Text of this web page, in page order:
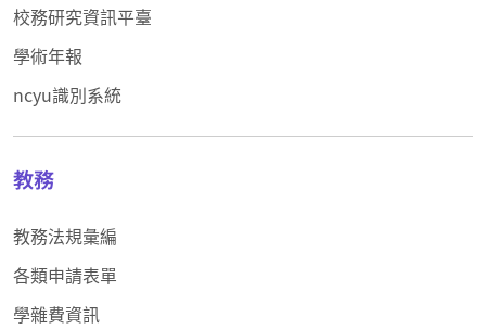
校務研究資訊平臺
學術年報
ncyu識別系統
教務
教務法規彙編
各類申請表單
學雜費資訊